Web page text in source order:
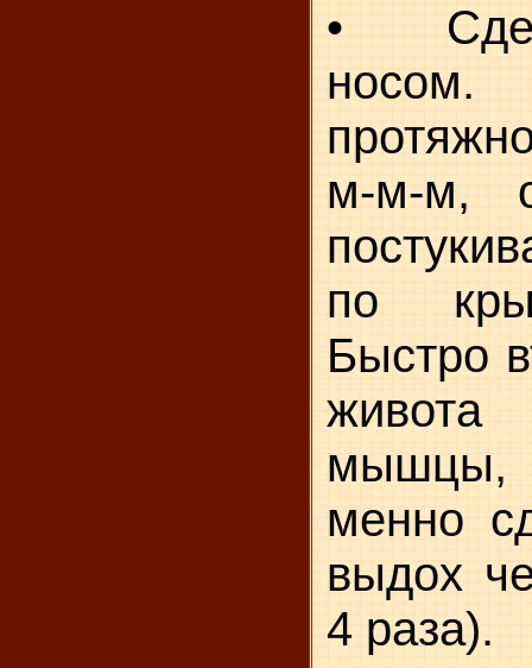
•
носом.
м-м-м,
по
Быстро
мышцы,
менно
выдох
4 раза).